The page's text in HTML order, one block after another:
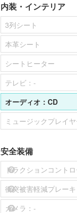
内装・インテリア
3列シート
本革シート
シートヒーター
テレビ： -
オーディオ： CD
ミュージックプレイ
安全装備
トラクションコント
衝突被害軽減プレーキ
カメラ： -